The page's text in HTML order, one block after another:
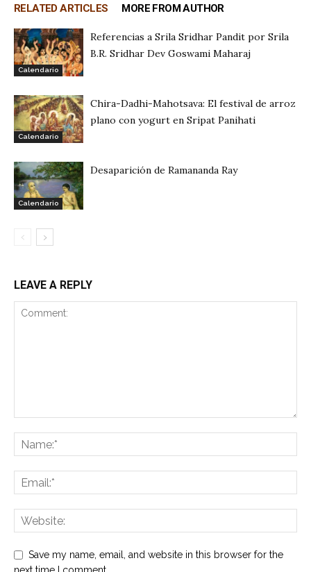
RELATED ARTICLES MORE FROM AUTHOR
Calendario
Referencias a Srila Sridhar Pandit por Srila
B.R. Sridhar Dev Goswami Maharaj
Calendario
Chira-Dadhi-Mahotsava: El festival de arroz
plano con yogurt en Sripat Panihati
Calendario
Desaparición de Ramananda Ray
LEAVE A REPLY
Save my name, email, and website in this browser for the